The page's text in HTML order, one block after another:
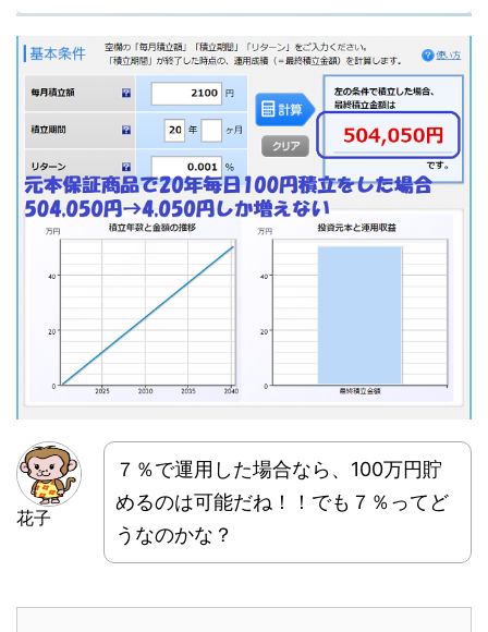
花子
７％で運用した場合なら、100万円貯
めるのは可能だね！！でも７％ってど
うなのかな？